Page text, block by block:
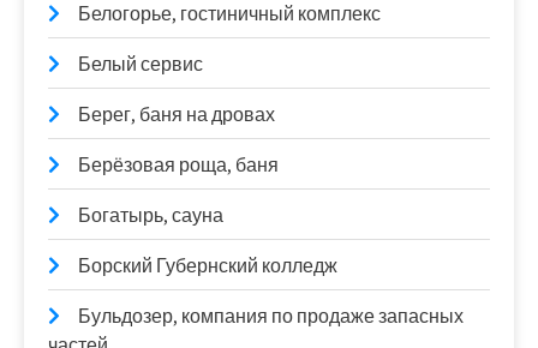
Белогорье, гостиничный комплекс
Белый сервис
Берег, баня на дровах
Берёзовая роща, баня
Богатырь, сауна
Борский Губернский колледж
Бульдозер, компания по продаже запасных